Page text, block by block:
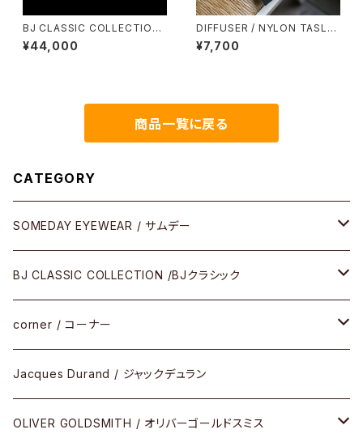
BJ CLASSIC COLLECTION
COM-548NT 51 BJクラシック
サイズアップモデル
¥44,000
DIFFUSER / NYLON TASLA
N SOFT EYEWEAR CASE メ
ガネケース
¥7,700
商品一覧に戻る
CATEGORY
SOMEDAY EYEWEAR / サムデー
メガネ
サングラス
アパレル
その他
BJ CLASSIC COLLECTION /BJクラシック
CELLULOID（CRAFTSMAN EDITION）
SHINBARI（CRAFTSMAN EDITION）
URUSHI（CRAFTSMAN EDITION）
corner / コーナー
リサーチシリーズ
サブリメイションシリーズ
Jacques Durand / ジャックデュラン
OLIVER GOLDSMITH / オリバーゴールドスミス